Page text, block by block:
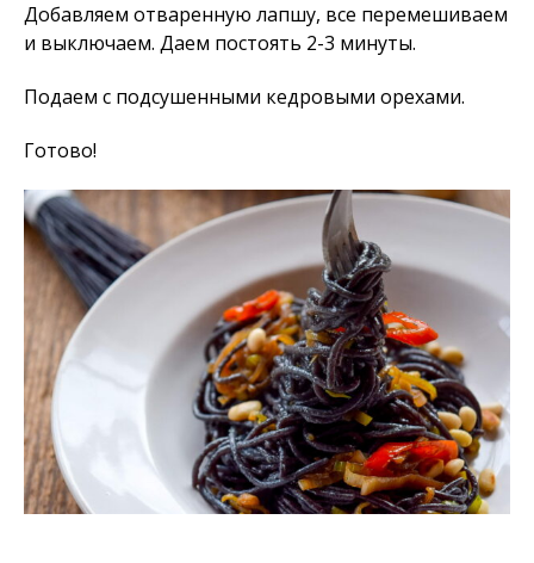
Добавляем отваренную лапшу, все перемешиваем
и выключаем. Даем постоять 2-3 минуты.
Подаем с подсушенными кедровыми орехами.
Готово!